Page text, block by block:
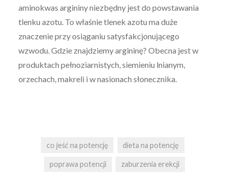
aminokwas argininy niezbędny jest do powstawania
tlenku azotu. To właśnie tlenek azotu ma duże
znaczenie przy osiąganiu satysfakcjonującego
wzwodu. Gdzie znajdziemy argininę? Obecna jest w
produktach pełnoziarnistych, siemieniu lnianym,
orzechach, makreli i w nasionach słonecznika.
co jeść na potencję dieta na potencję
poprawa potencji zaburzenia erekcji